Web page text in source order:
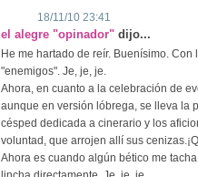
18/11/10 23:41
el alegre "opinador" dijo...
He me hartado de reír. Buenísimo.
"enemigos". Je, je, je.
Ahora, en cuanto a la celebración de
aunque en versión lóbrega, se lleva la
césped dedicada a cinerario y los
voluntad, que arrojen allí sus
Ahora es cuando algún bético me